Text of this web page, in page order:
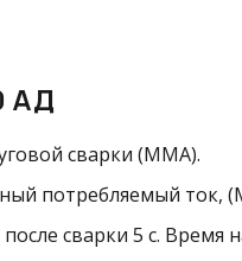
АД
сварки (ММА).
потребляемый ток,
сварки 5 с. Время